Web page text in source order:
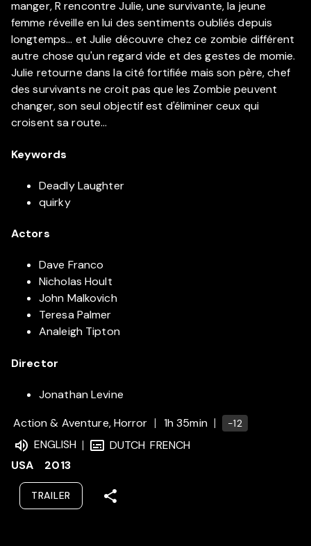
manger, R rencontre Julie, une survivante, la jeune
femme réveille en lui des sentiments oubliés depuis
longtemps... et Julie découvre chez ce zombie différent
autre chose qu'un regard vide et des gestes de momie.
Julie retourne dans la cité fortifiée mais son père, chef
des survivants ne croit pas que les Zombie peuvent
changer, son seul objectif est d'éliminer ceux qui
croisent sa route...
Keywords
Deadly Laughter
quirky
Actors
Dave Franco
Nicholas Hoult
John Malkovich
Teresa Palmer
Analeigh Tipton
Director
Jonathan Levine
Action & Aventure, Horror
1h 35min -12
ENGLISH DUTCH FRENCH
USA
2013
TRAILER